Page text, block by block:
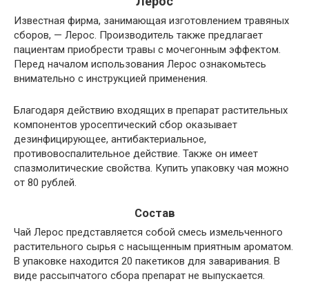
Известная фирма, занимающая изготовлением травяных
сборов, — Лерос. Производитель также предлагает
пациентам приобрести травы с мочегонным эффектом.
Перед началом использования Лерос ознакомьтесь
внимательно с инструкцией применения.
Благодаря действию входящих в препарат растительных
компонентов уросептический сбор оказывает
дезинфицирующее, антибактериальное,
противовоспалительное действие. Также он имеет
спазмолитические свойства. Купить упаковку чая можно
от 80 рублей.
Состав
Чай Лерос представляется собой смесь измельченного
растительного сырья с насыщенным приятным ароматом.
В упаковке находится 20 пакетиков для заваривания. В
виде рассыпчатого сбора препарат не выпускается.